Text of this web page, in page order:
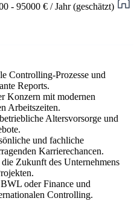
- 95000 € / Jahr (geschätzt)
Controlling-Prozesse und
Reports.
Konzern mit modernen
Arbeitszeiten.
Altersvorsorge und
und fachliche
Karrierechancen.
die Zukunft des Unternehmens
oder Finance und
Controlling.